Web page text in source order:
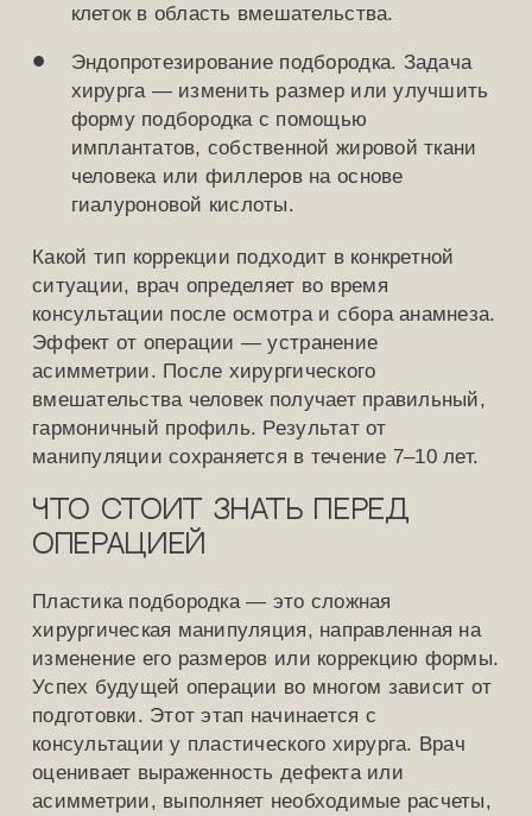
клеток в область вмешательства.
Эндопротезирование подбородка. Задача
хирурга — изменить размер или улучшить
форму подбородка с помощью
имплантатов, собственной жировой ткани
человека или филлеров на основе
гиалуроновой кислоты.
Какой тип коррекции подходит в конкретной
ситуации, врач определяет во время
консультации после осмотра и сбора анамнеза.
Эффект от операции — устранение
асимметрии. После хирургического
вмешательства человек получает правильный,
гармоничный профиль. Результат от
манипуляции сохраняется в течение 7–10 лет.
Что стоит знать перед
операцией
Пластика подбородка — это сложная
хирургическая манипуляция, направленная на
изменение его размеров или коррекцию формы.
Успех будущей операции во многом зависит от
подготовки. Этот этап начинается с
консультации у пластического хирурга. Врач
оценивает выраженность дефекта или
асимметрии, выполняет необходимые расчеты,